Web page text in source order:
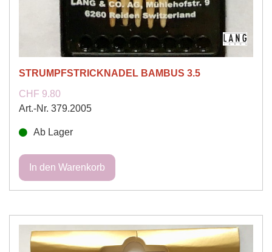
STRUMPFSTRICKNADEL BAMBUS 3.5
CHF 9.80
Art.-Nr. 379.2005
Ab Lager